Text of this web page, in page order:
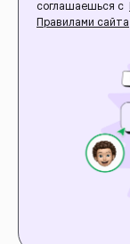
соглашаешься с
Правилами сайта